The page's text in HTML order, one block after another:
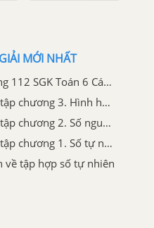
MỚI NHẤT
Giải bài 3 trang 112 SGK Toán 6 Cánh diều
Lý thuyết Ôn tập chương 3. Hình học trực quan
Lý thuyết Ôn tập chương 2. Số nguyên
Lý thuyết Ôn tập chương 1. Số tự nhiên
về tập hợp số tự nhiên